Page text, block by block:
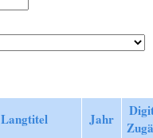
Langtitel Jahr